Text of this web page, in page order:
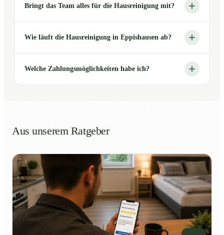
Bringt das Team alles für die Hausreinigung mit?
Wie läuft die Hausreinigung in Eppishausen ab?
Welche Zahlungsmöglichkeiten habe ich?
Aus unserem Ratgeber